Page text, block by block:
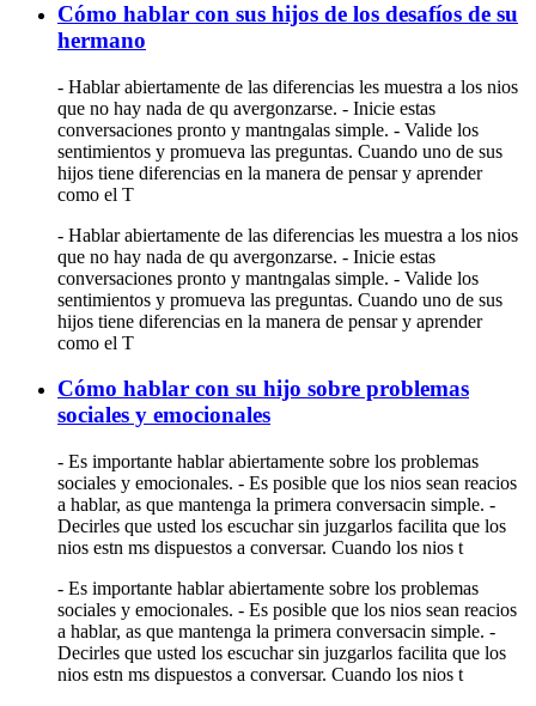
Cómo hablar con sus hijos de los desafíos de su
hermano
- Hablar abiertamente de las diferencias les muestra a los nios
que no hay nada de qu avergonzarse. - Inicie estas
conversaciones pronto y mantngalas simple. - Valide los
sentimientos y promueva las preguntas. Cuando uno de sus
hijos tiene diferencias en la manera de pensar y aprender
como el T
- Hablar abiertamente de las diferencias les muestra a los nios
que no hay nada de qu avergonzarse. - Inicie estas
conversaciones pronto y mantngalas simple. - Valide los
sentimientos y promueva las preguntas. Cuando uno de sus
hijos tiene diferencias en la manera de pensar y aprender
como el T
Cómo hablar con su hijo sobre problemas
sociales y emocionales
- Es importante hablar abiertamente sobre los problemas
sociales y emocionales. - Es posible que los nios sean reacios
a hablar, as que mantenga la primera conversacin simple. -
Decirles que usted los escuchar sin juzgarlos facilita que los
nios estn ms dispuestos a conversar. Cuando los nios t
- Es importante hablar abiertamente sobre los problemas
sociales y emocionales. - Es posible que los nios sean reacios
a hablar, as que mantenga la primera conversacin simple. -
Decirles que usted los escuchar sin juzgarlos facilita que los
nios estn ms dispuestos a conversar. Cuando los nios t